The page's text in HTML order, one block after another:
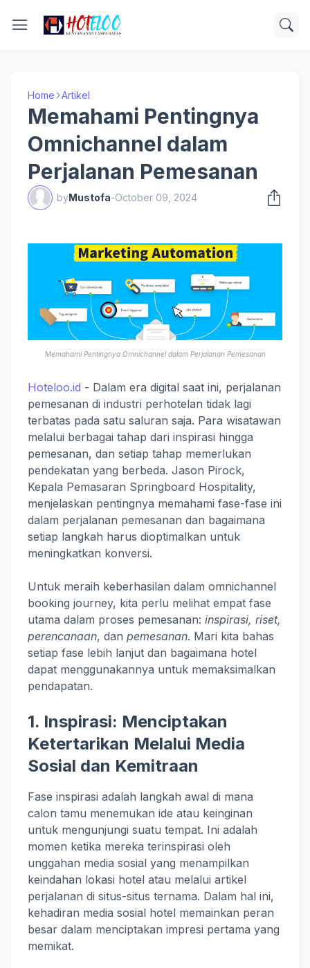
Home Artikel
Memahami Pentingnya
Omnichannel dalam
Perjalanan Pemesanan
byMustofa-October 09, 2024
Memahami Pentingnya Omnichannel dalam Perjalanan Pemesanan
Hoteloo.id - Dalam era digital saat ini, perjalanan
pemesanan di industri perhotelan tidak lagi
terbatas pada satu saluran saja. Para wisatawan
melalui berbagai tahap dari inspirasi hingga
pemesanan, dan setiap tahap memerlukan
pendekatan yang berbeda. Jason Pirock,
Kepala Pemasaran Springboard Hospitality,
menjelaskan pentingnya memahami fase-fase ini
dalam perjalanan pemesanan dan bagaimana
setiap langkah harus dioptimalkan untuk
meningkatkan konversi.
Untuk meraih keberhasilan dalam omnichannel
booking journey, kita perlu melihat empat fase
utama dalam proses pemesanan: inspirasi, riset,
perencanaan, dan pemesanan. Mari kita bahas
setiap fase lebih lanjut dan bagaimana hotel
dapat menggunakannya untuk memaksimalkan
pendapatan.
1. Inspirasi: Menciptakan
Ketertarikan Melalui Media
Sosial dan Kemitraan
Fase inspirasi adalah langkah awal di mana
calon tamu menemukan ide atau keinginan
untuk mengunjungi suatu tempat. Ini adalah
momen ketika mereka terinspirasi oleh
unggahan media sosial yang menampilkan
keindahan lokasi hotel atau melalui artikel
perjalanan di situs-situs ternama. Dalam hal ini,
kehadiran media sosial hotel memainkan peran
besar dalam menciptakan impresi pertama yang
memikat.